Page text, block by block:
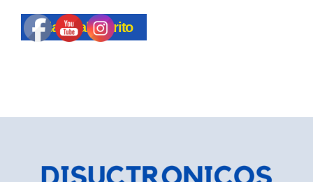
Añadir al carrito